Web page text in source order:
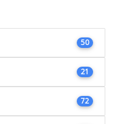
50
21
72